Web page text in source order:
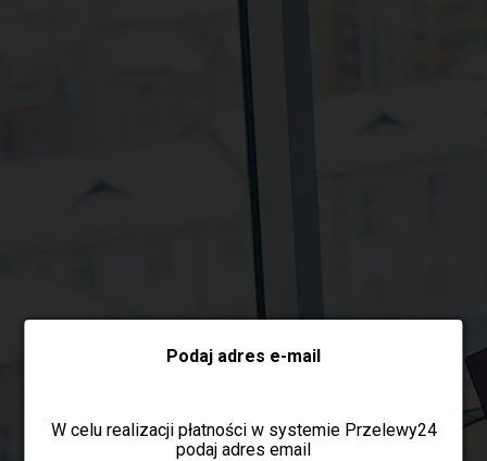
Wybierz formę płatności
Podaj adres e-mail
W celu realizacji płatności w systemie Przelewy24
podaj adres email